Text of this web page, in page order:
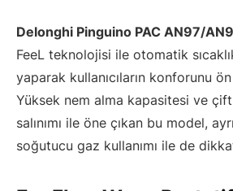
Delonghi Pinguino PAC AN97/
FeeL teknolojisi ile otomatik
yaparak kullanıcıların konforunu
Yüksek nem alma kapasitesi ve
salınımı ile öne çıkan bu model,
soğutucu gaz kullanımı ile de